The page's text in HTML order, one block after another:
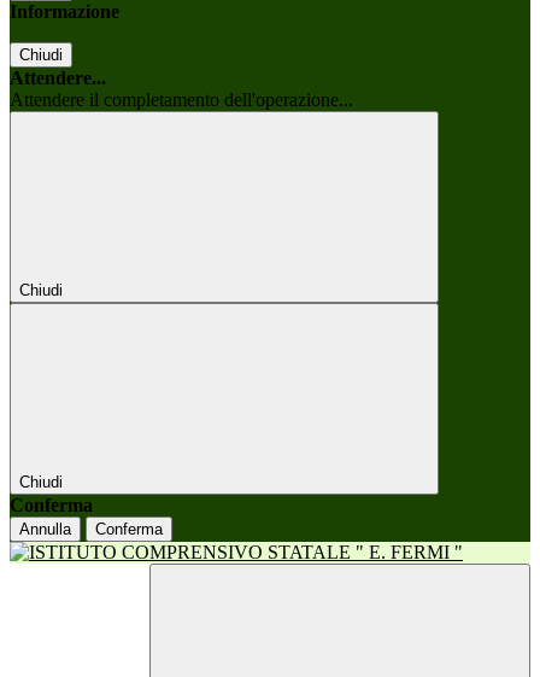
Informazione
Chiudi
Attendere...
Attendere il completamento dell'operazione...
Chiudi
Chiudi
Conferma
Annulla Conferma